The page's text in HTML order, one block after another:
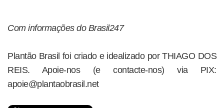
Com informações do Brasil247
Plantão Brasil foi criado e idealizado por THIAGO DOS
REIS. Apoie-nos (e contacte-nos) via PIX:
apoie@plantaobrasil.net